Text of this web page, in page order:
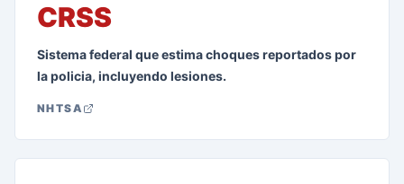
CRSS
Sistema federal que estima choques reportados por
la policia, incluyendo lesiones.
NHTSA